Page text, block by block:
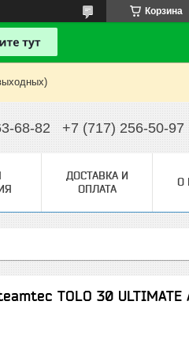
Корзина
68-82 +7 (717) 256-50-97
ДОСТАВКА И
ОПЛАТА
О
TOLO 30 ULTIMATE